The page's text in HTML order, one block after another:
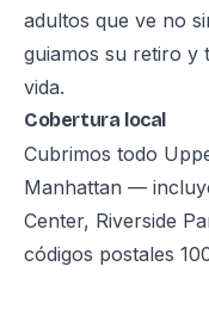
adultos que ve no
guiamos su retiro y
vida.
Cobertura local
Cubrimos todo
Manhattan —
Center, Riverside
códigos postales